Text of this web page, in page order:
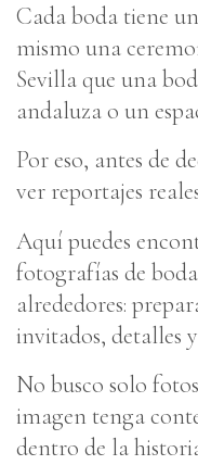
Cada boda tiene
mismo una
Sevilla que una
andaluza o un
Por eso, antes de
ver reportajes
Aquí puedes
fotografías de
alrededores:
invitados, detalles
No busco solo
imagen tenga
dentro de la